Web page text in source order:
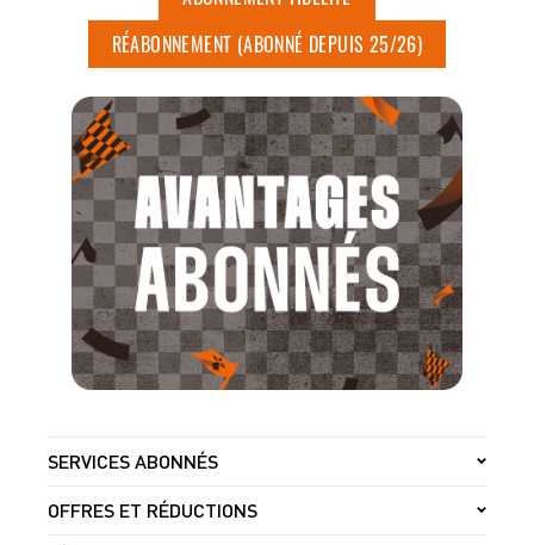
RÉABONNEMENT (ABONNÉ DEPUIS 25/26)
SERVICES ABONNÉS
OFFRES ET RÉDUCTIONS